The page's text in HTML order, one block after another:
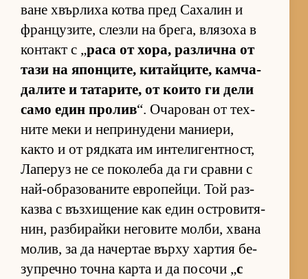
ване хвър­лиха котва пред Са­ха­лин и
фран­цу­зи­те, слезли на бре­га, вля­зоха в
кон­такт с „раса от хо­ра, раз­лична от
тази на япон­ци­те, ки­тай­ци­те, кам­ча­
да­лите и та­та­ри­те, от ко­ито ги дели
само един про­лив“. Оча­ро­ван от тех­
ните меки и неп­ри­ну­дени ма­ни­е­ри,
както и от ряд­ката им ин­те­ли­ген­т­ност,
Ла­пе­руз не се по­ко­леба да ги сравни с
най-об­ра­зо­ва­ните ев­ро­пей­ци. Той раз­
казва с въз­хи­ще­ние как един ос­т­ро­ви­тя­
нин, раз­би­райки не­го­вите мол­би, хвана
мо­лив, за да на­чер­тае върху хар­тия бе­
зуп­речно точна карта и да по­сочи „с